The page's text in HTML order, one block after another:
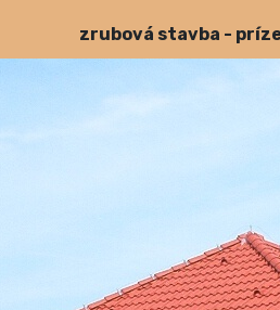
zrubová stavba -